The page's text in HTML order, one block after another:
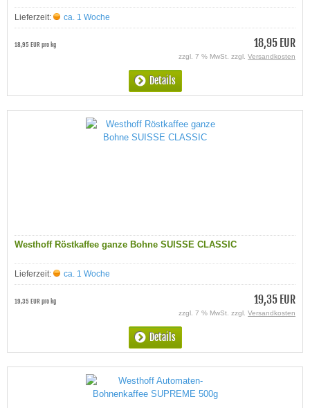
Lieferzeit: ca. 1 Woche
18,95 EUR
18,95 EUR pro kg
zzgl. 7 % MwSt. zzgl. Versandkosten
Details
Westhoff Röstkaffee ganze Bohne SUISSE CLASSIC
Lieferzeit: ca. 1 Woche
19,35 EUR
19,35 EUR pro kg
zzgl. 7 % MwSt. zzgl. Versandkosten
Details